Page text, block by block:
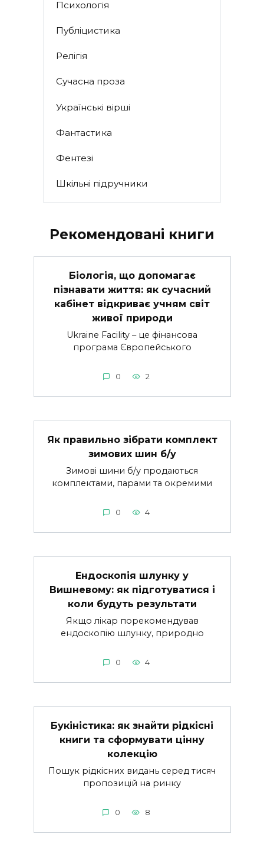
Психологія
Публіцистика
Релігія
Сучасна проза
Українські вірші
Фантастика
Фентезі
Шкільні підручники
Рекомендовані книги
Біологія, що допомагає
пізнавати життя: як сучасний
кабінет відкриває учням світ
живої природи
Ukraine Facility – це фінансова
програма Європейського
0 2
Як правильно зібрати комплект
зимових шин б/у
Зимові шини б/у продаються
комплектами, парами та окремими
0 4
Ендоскопія шлунку у
Вишневому: як підготуватися і
коли будуть результати
Якщо лікар порекомендував
ендоскопію шлунку, природно
0 4
Букіністика: як знайти рідкісні
книги та сформувати цінну
колекцію
Пошук рідкісних видань серед тисяч
пропозицій на ринку
0 8